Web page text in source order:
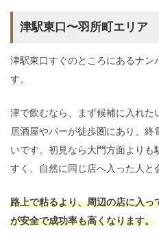
津駅東口〜羽所町エリア
津駅東口すぐのところにあるナ
す。
津で飲むなら、まず候補に入れた
居酒屋やバーが徒歩圏にあり、
いです。初見なら大門方面より
すく、自然に同じ店へ入った人と
路上で粘るより、周辺の店に入
が安全で成功率も高くなります。